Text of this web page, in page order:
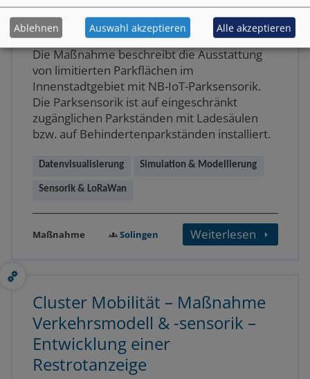
Parken – Aufbau einer
Parkdetektion
Die Maßnahme beschreibt die Ausstattung
von limitierten Parkflächen im
Innenstadtgebiet mit NB-IoT-Parksensorik.
Die Parksensorik ist auf eingeschränkt
zugänglichen Parkständen mit Ladesäulen
bzw. auf Behindertenparkständen installiert.
Datenvisualisierung Simulation & Modellierung
Sensorik & LoRaWan
Maßnahme Solingen Weiterlesen
Cluster Mobilität – Maßnahme
Verkehrsmodell & -sensorik –
Entwicklung einer
Restrotanzeige
Ablehnen Auswahl akzeptieren Alle akzeptieren